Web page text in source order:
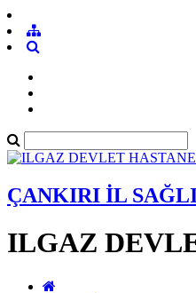
ÇANKIRI İL
ILGAZ